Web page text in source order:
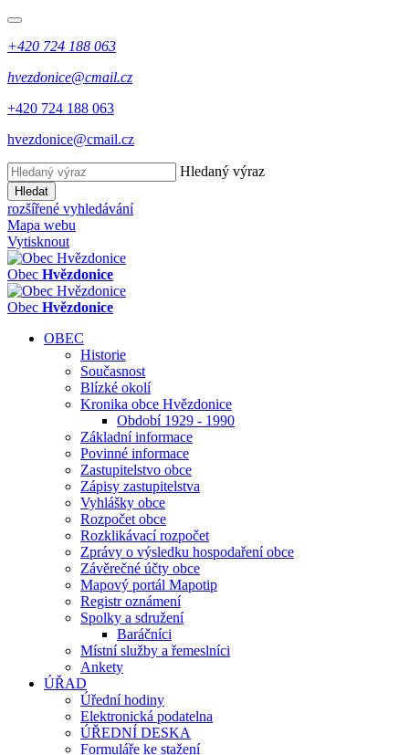
+420 724 188 063
hvezdonice@cmail.cz
+420 724 188 063
hvezdonice@cmail.cz
Hledaný výraz
Hledat
rozšířené vyhledávání
Mapa webu
Vytisknout
Obec Hvězdonice
Obec Hvězdonice
OBEC
Historie
Současnost
Blízké okolí
Kronika obce Hvězdonice
Období 1929 - 1990
Základní informace
Povinné informace
Zastupitelstvo obce
Zápisy zastupitelstva
Vyhlášky obce
Rozpočet obce
Rozklikávací rozpočet
Zprávy o výsledku hospodaření obce
Závěrečné účty obce
Mapový portál Mapotip
Registr oznámení
Spolky a sdružení
Baráčníci
Místní služby a řemeslníci
Ankety
ÚŘAD
Úřední hodiny
Elektronická podatelna
ÚŘEDNÍ DESKA
Formuláře ke stažení